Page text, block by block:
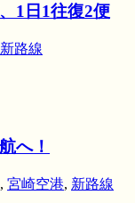
1日1往復2便
新路線
へ！
, 宮崎空港, 新路線